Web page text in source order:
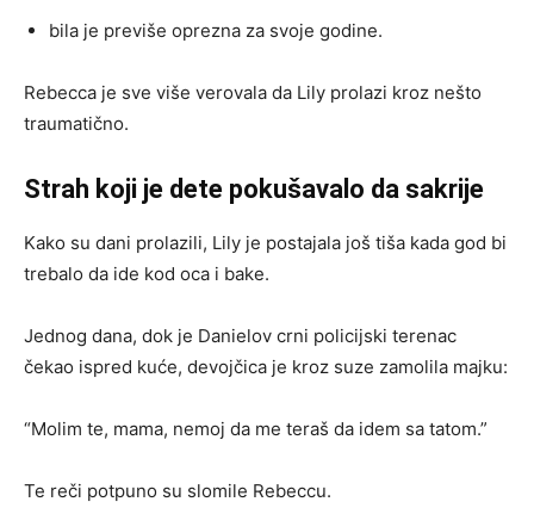
bila je previše oprezna za svoje godine.
Rebecca je sve više verovala da Lily prolazi kroz nešto
traumatično.
Strah koji je dete pokušavalo da sakrije
Kako su dani prolazili, Lily je postajala još tiša kada god bi
trebalo da ide kod oca i bake.
Jednog dana, dok je Danielov crni policijski terenac
čekao ispred kuće, devojčica je kroz suze zamolila majku:
“Molim te, mama, nemoj da me teraš da idem sa tatom.”
Te reči potpuno su slomile Rebeccu.